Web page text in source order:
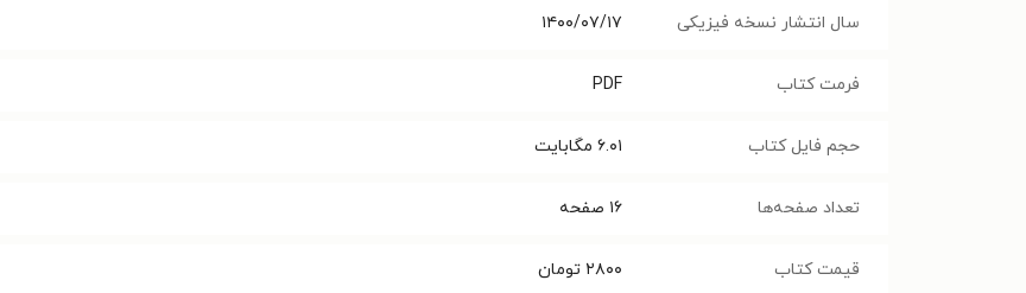
سال انتشار نسخه فیزیکی ۱۴۰۰/۰۷/۱۷
فرمت کتاب PDF
حجم فایل کتاب ۶.۰۱ مگابایت
تعداد صفحه‌ها ۱۶ صفحه
قیمت کتاب ۲۸۰۰ تومان